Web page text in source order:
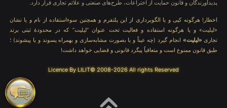
پدیدآورندگان و قانون حمایت از اختراعات، طرح‌های صنعتی و علائم تجاری قرار دارد.
اخطار! هرگونه کپی و یا الگوبرداری از این پلتفرم و همچنین سوءاستفاده از نام و یا نشان
«لیلیت» و یا هرگونه استفاده و فعالیت تحت عنوان “لیلیت” که در محدودهٔ ثبتی برند
تجاری «لیلیت» انجام گیرد (چه عیناً و یا بصورت مشابه‌سازی و بهمراه پسوند و یا پیشوند) ؛
طبق قانون ممنوع است و متعاقباً پیگرد قانونی و قضایی خواهد داشت!
Licence By LILIT© 2008-2026 All rights Reserved